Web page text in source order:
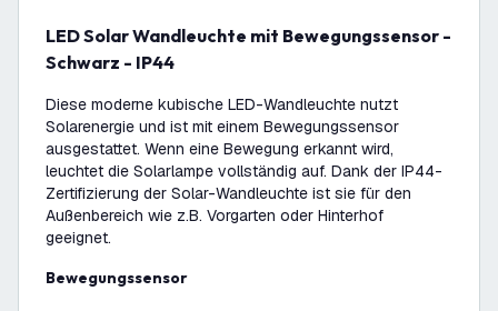
LED Solar Wandleuchte mit Bewegungssensor -
Schwarz - IP44
Diese moderne kubische LED-Wandleuchte nutzt
Solarenergie und ist mit einem Bewegungssensor
ausgestattet. Wenn eine Bewegung erkannt wird,
leuchtet die Solarlampe vollständig auf. Dank der IP44-
Zertifizierung der Solar-Wandleuchte ist sie für den
Außenbereich wie z.B. Vorgarten oder Hinterhof
geeignet.
Bewegungssensor